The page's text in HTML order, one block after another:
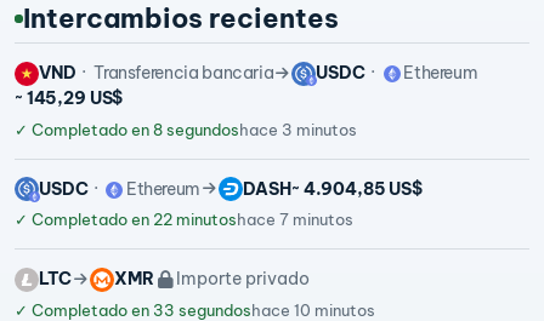
Intercambios recientes
VND Transferencia bancaria USDC
Ethereum
~ 145,29 US$
✓ Completado en 8 segundoshace 3 minutos
USDC Ethereum DASH~ 4.904,85 US$
✓ Completado en 22 minutoshace 7 minutos
LTC XMR Importe privado
✓ Completado en 33 segundoshace 10 minutos